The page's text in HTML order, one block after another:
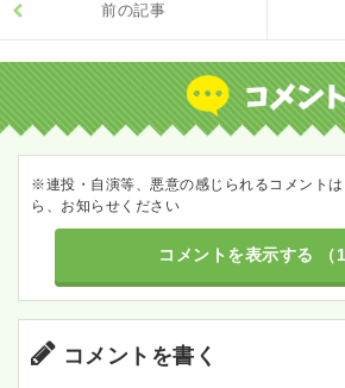
前の記事
※連投・自演等、悪意の感じられるコメントは
ら、お知らせください
コメントを表示する （
コメントを書く